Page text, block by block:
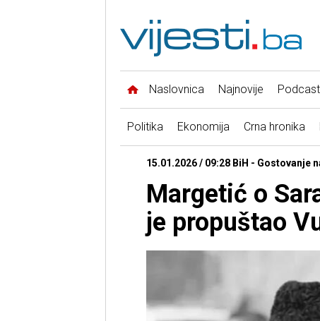
Naslovnica Najnovije Podcast
Politika Ekonomija Crna hronika
15.01.2026 / 09:28 BiH - Gostovanje
Margetić o
je propuštao